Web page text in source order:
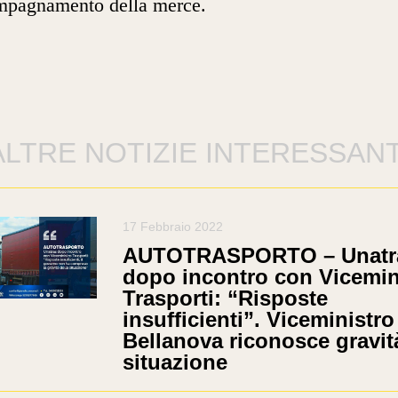
della merce.
NOTIZIE
17 Febbraio 2022
AUTOTRASPORTO –
dopo incontro con
Trasporti: “Risposte
insufficienti”. Viceministro
Bellanova riconosce
situazione